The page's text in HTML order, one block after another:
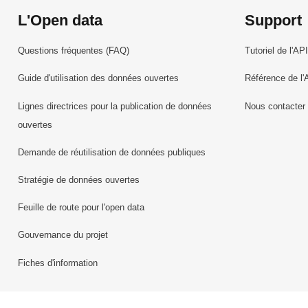
L'Open data
Questions fréquentes (FAQ)
Guide d'utilisation des données ouvertes
Lignes directrices pour la publication de données
ouvertes
Demande de réutilisation de données publiques
Stratégie de données ouvertes
Feuille de route pour l'open data
Gouvernance du projet
Fiches d'information
Support
Tutoriel de l'API
Référence de
Nous contacter